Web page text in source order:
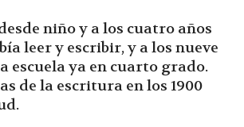
niño y a los cuatro años
leer y escribir, y a los nueve
escuela ya en cuarto grado.
de la escritura en los 1900